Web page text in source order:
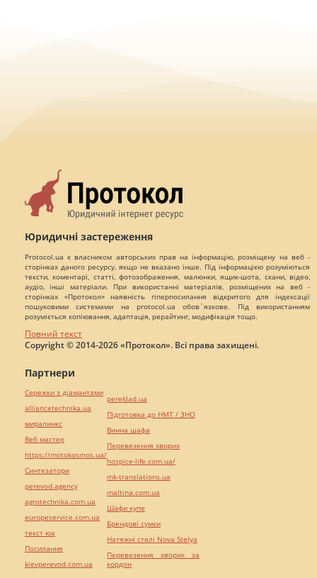
Юридичні застереження
Protocol.ua є власником авторських прав на інформацію, розміщену на веб -
сторінках даного ресурсу, якщо не вказано інше. Під інформацією розуміються
тексти, коментарі, статті, фотозображення, малюнки, ящик-шота, скани, відео,
аудіо, інші матеріали. При використанні матеріалів, розміщених на веб -
сторінках «Протокол» наявність гіперпосилання відкритого для індексації
пошуковими системами на protocol.ua обов`язкове. Під використанням
розуміється копіювання, адаптація, рерайтинг, модифікація тощо.
Повний текст
Copyright © 2014-2026 «Протокол». Всі права захищені.
Партнери
Сережки з діамантами
alliancetechnika.ua
миралинкс
Веб мастер
https://motokosmos.ua/
Синтезатори
perevod.agency
agrotechnika.com.ua
europeservice.com.ua
текст юа
Посилання
kievperevod.com.ua
pereklad.ua
Підготовка до НМТ / ЗНО
Винна шафа
Перевезення хворих
hospice-life.com.ua/
mk-translations.ua
maltina.com.ua
Шафи купе
Брендові сумки
Натяжні стелі Nova Stelya
Перевезення хворих за
кордон